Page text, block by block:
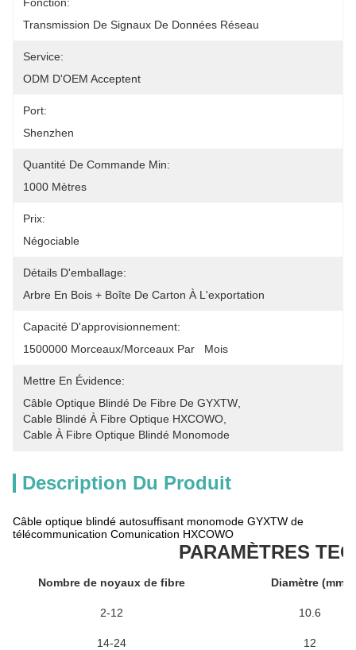
Transmission De Signaux De Données Réseau
Service:
ODM D'OEM Acceptent
Port:
Shenzhen
Quantité De Commande Min:
1000 Mètres
Prix:
Négociable
Détails D'emballage:
Arbre En Bois + Boîte De Carton À L'exportation
Capacité D'approvisionnement:
1500000 Morceaux/morceaux Par   Mois
Mettre En Évidence:
Câble Optique Blindé De Fibre De GYXTW
Cable Blindé À Fibre Optique HXCOWO
Cable À Fibre Optique Blindé Monomode
Description Du Produit
Câble optique blindé autosuffisant monomode GYXTW de
télécommunication Comunication HXCOWO
PARAMÈTRES
Nombre de noyaux de fibre Diamètre (mm)
2-12 10.6
14-24 12